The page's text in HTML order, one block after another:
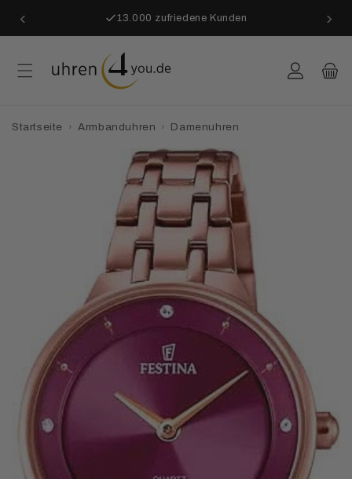
zum
Inhalt
‹ 13.000 zufriedene Kunden ›
Einloggen
Startseite › Armbanduhren › Damenuhren